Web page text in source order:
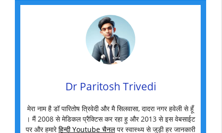
Dr Paritosh Trivedi
मेरा नाम है डॉ पारितोष त्रिवेदी और मै सिलवासा, दादरा नगर हवेली से हूँ
। मैं 2008 से मेडिकल प्रैक्टिस कर रहा हु और 2013 से इस वेबसाईट
पर और हमारेहिन्दी Youtube चैनलपर स्वास्थ्य से जुड़ी हर जानकारी